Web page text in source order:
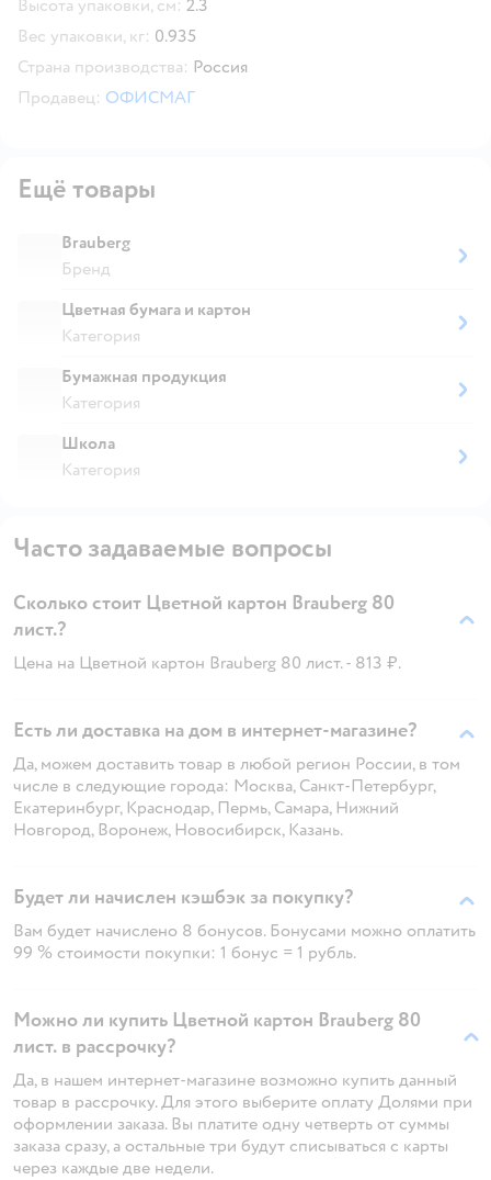
Высота упаковки, см: 2.3
Вес упаковки, кг: 0.935
Страна производства: Россия
Продавец: ОФИСМАГ
Ещё товары
Brauberg
Бренд
Цветная бумага и картон
Категория
Бумажная продукция
Категория
Школа
Категория
Часто задаваемые вопросы
Сколько стоит Цветной картон Brauberg 80
лист.?
Цена на Цветной картон Brauberg 80 лист. - 813 ₽.
Есть ли доставка на дом в интернет-магазине?
Да, можем доставить товар в любой регион России, в том
числе в следующие города: Москва, Санкт-Петербург,
Екатеринбург, Краснодар, Пермь, Самара, Нижний
Новгород, Воронеж, Новосибирск, Казань.
Будет ли начислен кэшбэк за покупку?
Вам будет начислено 8 бонусов. Бонусами можно оплатить
99 % стоимости покупки: 1 бонус = 1 рубль.
Можно ли купить Цветной картон Brauberg 80
лист. в рассрочку?
Да, в нашем интернет-магазине возможно купить данный
товар в рассрочку. Для этого выберите оплату Долями при
оформлении заказа. Вы платите одну четверть от суммы
заказа сразу, а остальные три будут списываться с карты
через каждые две недели.